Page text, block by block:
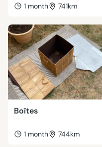
1 month 741km
Boîtes
1 month 744km